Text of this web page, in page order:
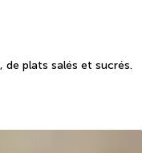
plats salés et sucrés.